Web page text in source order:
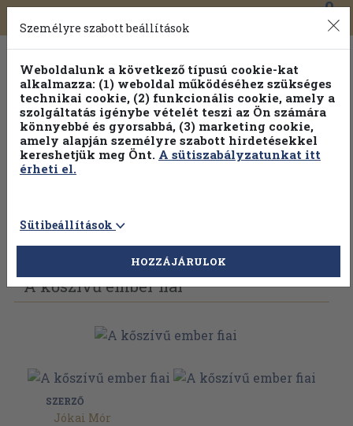
Toggle
navigation
0
Válogasson több mint 1.000.000 kiadványunk közül
100% kedvezménnyel!
Vissza az előző oldalra Válasszon példányt
A kőszívű ember fiai
SZERZŐ
Jókai Mór
Személyre szabott beállítások
Weboldalunk a következő típusú cookie-kat
alkalmazza: (1) weboldal működéséhez szükséges
technikai cookie, (2) funkcionális cookie, amely a
szolgáltatás igénybe vételét teszi az Ön számára
könnyebbé és gyorsabbá, (3) marketing cookie,
amely alapján személyre szabott hirdetésekkel
kereshetjük meg Önt. A sütiszabályzatunkat itt
érheti el.
Sütibeállítások
HOZZÁJÁRULOK